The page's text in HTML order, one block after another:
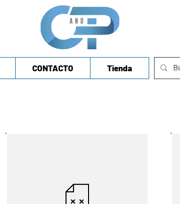
CONTACTO Tienda